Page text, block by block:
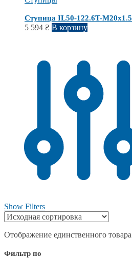
Ступица IL50-122.6T-M20х1.5
5 594 ₴ В корзину
Show Filters
Отображение единственного товара
Фильтр по